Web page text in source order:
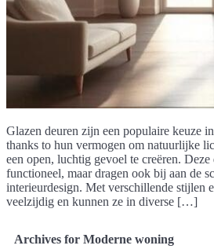
Glazen deuren zijn een populaire keuze
thanks to hun vermogen om natuurlijke
een open, luchtig gevoel te creëren.
functioneel, maar dragen ook bij aan de
interieurdesign. Met verschillende stijlen
veelzijdig en kunnen ze in diverse […]
Archives for Moderne woning